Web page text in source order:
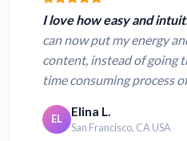
I love how easy and
can now put my energy
content, instead of going
time consuming process
EL Elina L.
San Francisco, CA USA